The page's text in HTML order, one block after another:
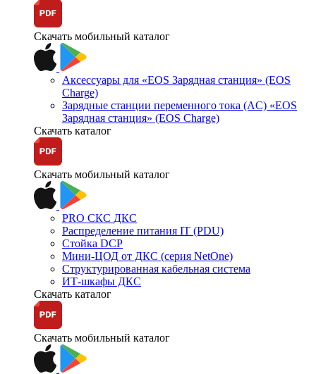
Скачать мобильный каталог
Аксессуары для «EOS Зарядная станция» (EOS
Charge)
Зарядные станции переменного тока (AC) «EOS
Зарядная станция» (EOS Charge)
Скачать каталог
Скачать мобильный каталог
PRO СКС ДКС
Распределение питания IT (PDU)
Стойка DCP
Мини-ЦОД от ДКС (серия NetOne)
Структурированная кабельная система
ИТ-шкафы ДКС
Скачать каталог
Скачать мобильный каталог